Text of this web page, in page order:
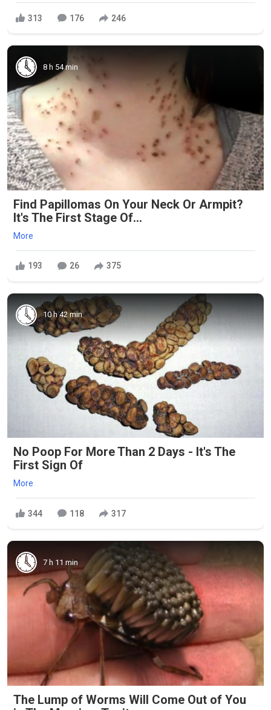
313 176 246
8 h 54 min
Find Papillomas On Your Neck Or Armpit?
It's The First Stage Of...
More
193 26 375
10 h 42 min
No Poop For More Than 2 Days - It's The
First Sign Of
More
344 118 317
7 h 11 min
The Lump of Worms Will Come Out of You